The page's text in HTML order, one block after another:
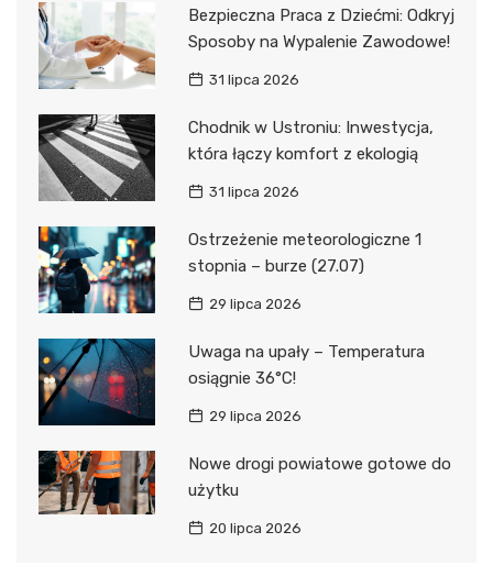
Bezpieczna Praca z Dziećmi: Odkryj
Sposoby na Wypalenie Zawodowe!
31 lipca 2026
Chodnik w Ustroniu: Inwestycja,
która łączy komfort z ekologią
31 lipca 2026
Ostrzeżenie meteorologiczne 1
stopnia – burze (27.07)
29 lipca 2026
Uwaga na upały – Temperatura
osiągnie 36°C!
29 lipca 2026
Nowe drogi powiatowe gotowe do
użytku
20 lipca 2026